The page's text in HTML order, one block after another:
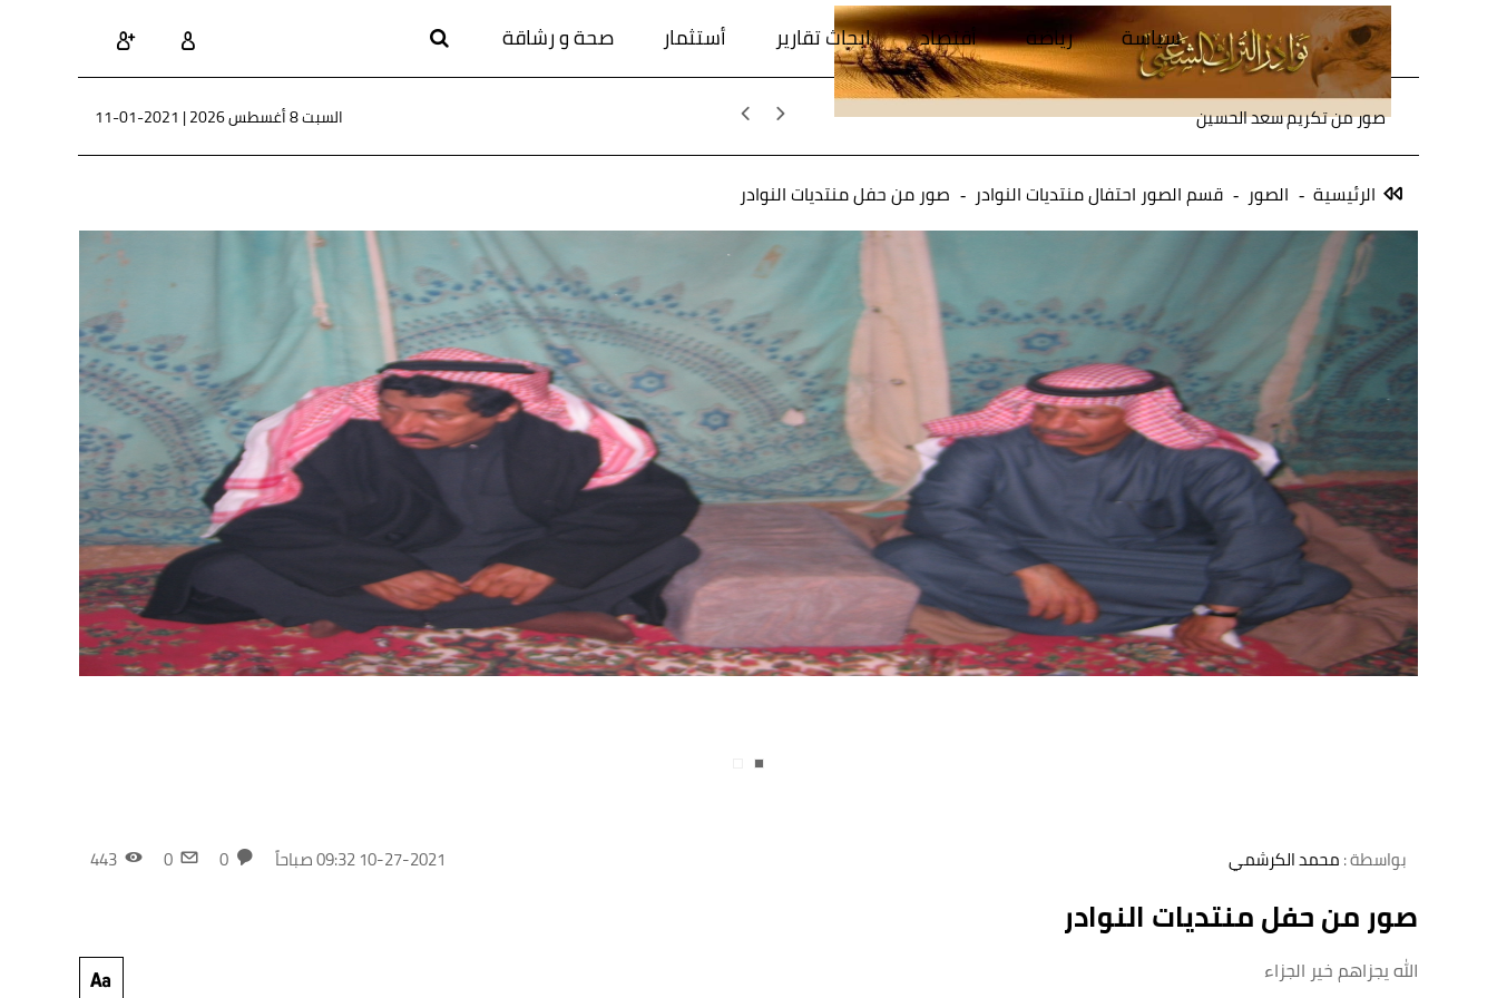
سياسة رياضة أقتصاد ابحاث تقارير أستثمار صحة و رشاقة
صور من تكريم سعد الحسين السبت 8 أغسطس 2026 | 11-01-2021
الرئيسية الصور قسم الصور احتفال منتديات النوادر صور من حفل منتديات النوادر
بواسطة :محمد الكرشمي 10-27-2021 09:32 صباحاً
صور من حفل منتديات النوادر
الله يجزاهم خير الجزاء